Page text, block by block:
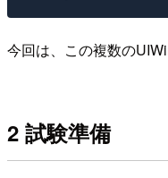
今回は、この複数の
2 試験準備